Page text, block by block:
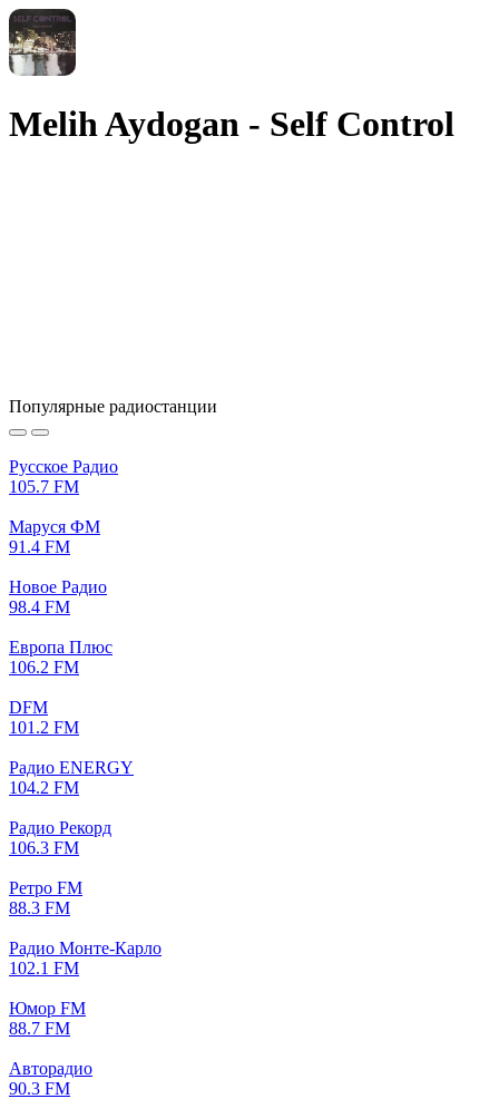
Melih Aydogan - Self Control
Популярные радиостанции
Русское Радио
105.7 FM
Маруся ФМ
91.4 FM
Новое Радио
98.4 FM
Европа Плюс
106.2 FM
DFM
101.2 FM
Радио ENERGY
104.2 FM
Радио Рекорд
106.3 FM
Ретро FM
88.3 FM
Радио Монте-Карло
102.1 FM
Юмор FM
88.7 FM
Авторадио
90.3 FM